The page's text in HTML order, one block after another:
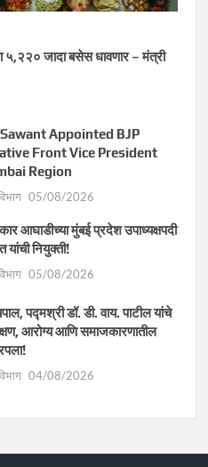
५,२२० जादा बसेस धावणार – मंत्री
Appointed BJP
Front Vice President
Region
05/08/2026
आघाडीच्या मुंबई प्रदेश उपाध्यक्षपदी
यांची नियुक्ती!
05/08/2026
पद्मश्री डॉ. डी. वाय. पाटील यांचे
आरोग्य आणि समाजकारणातील
04/08/2026